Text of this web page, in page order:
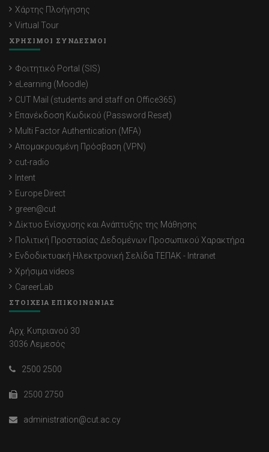
Χάρτης Πλοήγησης
Virtual Tour
ΧΡΗΣΙΜΟΙ ΣΥΝΔΕΣΜΟΙ
Φοιτητικό Portal (SIS)
eLearning (Moodle)
CUT Mail (students and staff on Office365)
Επανέκδοση Κωδικού (Password Reset)
Multi Factor Authentication (MFA)
Απομακρυσμένη Πρόσβαση (VPN)
cut-radio
Intent
Europe Direct
green@cut
Δίκτυο Ενίσχυσης και Ανάπτυξης της Μάθησης
Πολιτική Προστασίας Δεδομένων Προσωπικού Χαρακτήρα
Ενδοδικτυακή Ηλεκτρονική Σελίδα ΤΕΠΑΚ - Intranet
Χρήσιμα videos
CareerLab
ΣΤΟΙΧΕΙΑ ΕΠΙΚΟΙΝΩΝΙΑΣ
Αρχ. Κυπριανού 30
3036 Λεμεσός
2500 2500
2500 2750
administration@cut.ac.cy